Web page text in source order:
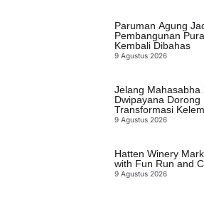
Paruman Agung
Pembangunan
Kembali Dibahas
9 Agustus 2026
Jelang Mahasabha
Dwipayana
Transformasi
9 Agustus 2026
Hatten Winery
with Fun Run and
9 Agustus 2026